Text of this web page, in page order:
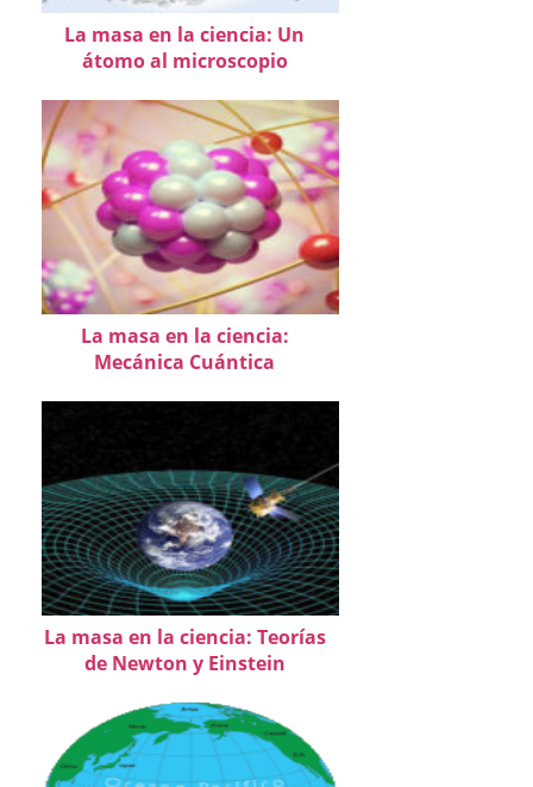
La masa en la ciencia: Un
átomo al microscopio
La masa en la ciencia:
Mecánica Cuántica
La masa en la ciencia: Teorías
de Newton y Einstein